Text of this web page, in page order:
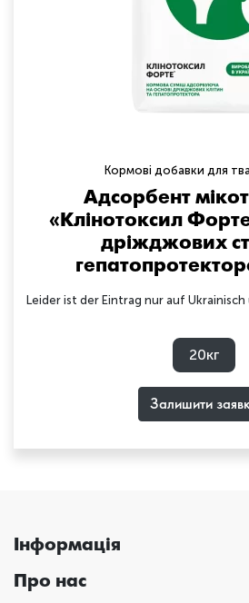
Кормові добавки для
Адсорбент
«Клінотоксил
дріжджових
Leider ist der Eintrag nur auf
20кг
Залишити
Інформація
Про нас